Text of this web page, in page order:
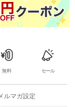
無料 セール
ルマガ設定